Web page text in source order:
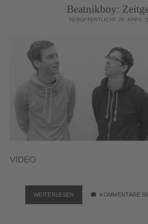
Beatnikboy:
VERÖFFENTLICHT 29. APRIL
VIDEO
WEITERLESEN BEATNIKBOY:
ZEITGEIST
KOMMENTARE